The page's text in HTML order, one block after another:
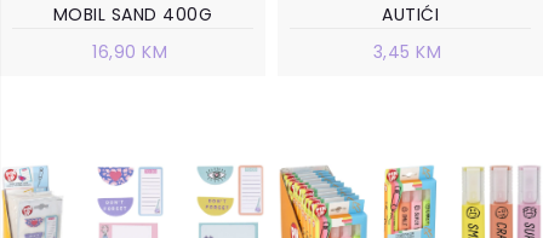
MOBIL SAND 400G
16,90 KM
AUTIĆI
3,45 KM